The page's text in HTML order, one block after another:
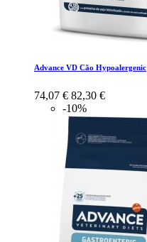
Advance VD Cão Hypoalergenic
74,07 € 82,30 €
-10%